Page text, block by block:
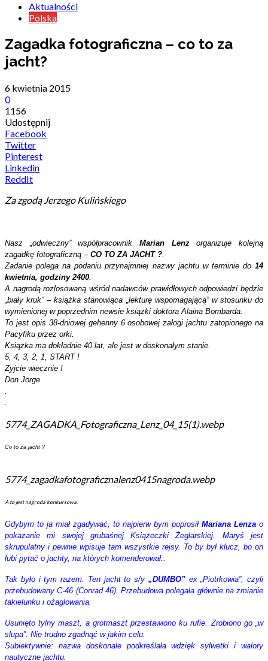
Aktualności
Polska
Zagadka fotograficzna – co to za
jacht?
6 kwietnia 2015
0
1156
Udostępnij
Facebook
Twitter
Pinterest
Linkedin
ReddIt
Za zgodą Jerzego Kulińskiego
Nasz „odwieczny” współpracownik Marian Lenzorganizuje kolejną
zagadkę fotograficzną – CO TO ZA JACHT ?
Zadanie polega na podaniu przynajmniej nazwy jachtu w terminie do 14
kwietnia, godziny 2400
A nagrodą rozlosowaną wśród nadawców prawidłowych odpowiedzi będzie
„biały kruk” – książka stanowiąca „lekturę wspomagającą” w stosunku do
wymienionej w poprzednim newsie książki doktora Alaina Bombarda.
To jest opis 38-dniowej gehenny 6 osobowej załogi jachtu zatopionego na
Pacyfiku przez orki.
Książka ma dokładnie 40 lat, ale jest w doskonałym stanie.
5, 4, 3, 2, 1, START !
Zyjcie wiecznie !
Don Jorge
5774_ZAGADKA_Fotograficzna_Lenz_04_15(1).webp
Co to za jacht ?
5774_zagadkafotograficznalenz0415nagroda.webp
A to jest nagroda konkursowa.
Gdybym to ja miał zgadywać, to najpierw bym poprosił Mariana Lenza o
pokazanie mi swojej grubaśnej Książeczki Żeglarskiej. Maryś jest
skrupulatny i pewnie wpisuje tam wszystkie rejsy. To by był klucz, bo on
lubi pytać o jachty, na których komenderował..
Tak było i tym razem. Ten jacht to s/y „DUMBO”ex „Piotrkowia”, czyli
przebudowany C-46 (Conrad 46). Przebudowa polegała głównie na zmianie
takielunku i ożaglowania.
Usunięto tylny maszt, a grotmaszt przestawiono ku rufie. Zrobiono go „w
slupa”. Nie trudno zgadnąć w jakim celu.
Subiektywnie: nazwa doskonale podkreślała wdzięk sylwetki i walory
nautyczne jachtu.